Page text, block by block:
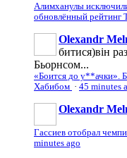
Алимханулы
обновлённый рейтинг
Olexandr
битися)він
Бьорнсом...
«Боится до у**ачки».
Хабибом · 45 minutes
Olexandr
Гассиев отобрал
minutes ago